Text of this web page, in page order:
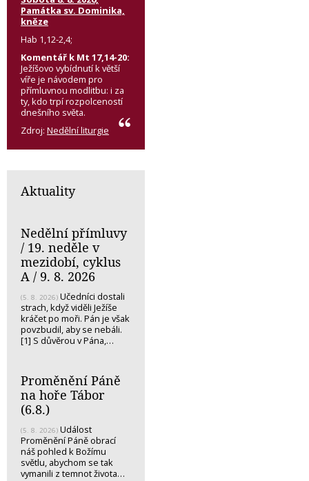
Památka sv. Dominika,
kněze
Hab 1,12-2,4;
Komentář k Mt 17,14-20:
Ježíšovo vybídnutí k větší
víře je návodem pro
přímluvnou modlitbu: i za
ty, kdo trpí rozpolceností
dnešního světa.
Zdroj: Nedělní liturgie
Aktuality
Nedělní přímluvy
/ 19. neděle v
mezidobí, cyklus
A / 9. 8. 2026
(5. 8. 2026) Učedníci dostali
strach, když viděli Ježíše
kráčet po moři. Pán je však
povzbudil, aby se nebáli.
[1] S důvěrou v Pána,…
Proměnění Páně
na hoře Tábor
(6.8.)
(5. 8. 2026) Událost
Proměnění Páně obrací
náš pohled k Božímu
světlu, abychom se tak
vymanili z temnot života…